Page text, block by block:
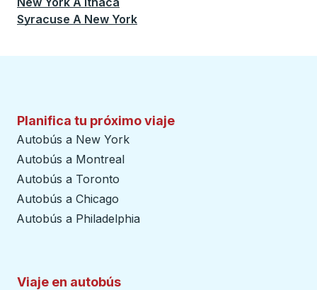
Syracuse A New York
Planifica tu próximo viaje
Autobús a New York
Autobús a Montreal
Autobús a Toronto
Autobús a Chicago
Autobús a Philadelphia
Viaje en autobús